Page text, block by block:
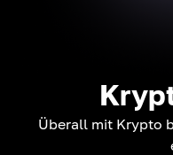
Überall mit Krypto